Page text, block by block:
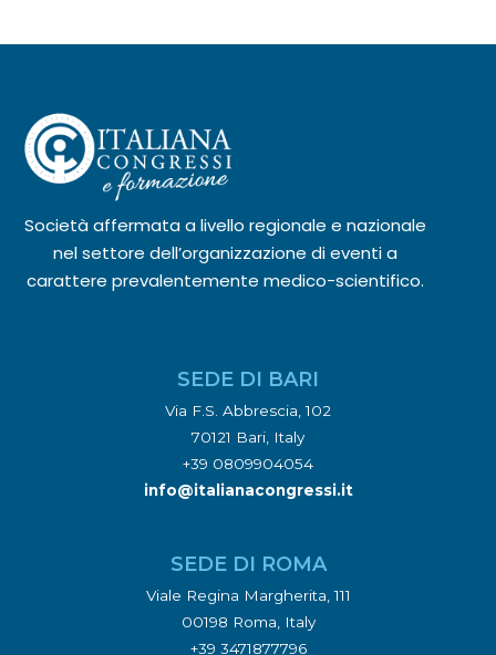
Società affermata a livello regionale e nazionale
nel settore dell’organizzazione di eventi a
carattere prevalentemente medico-scientifico.
SEDE DI BARI
Via F.S. Abbrescia, 102
70121 Bari, Italy
+39 0809904054
info@italianacongressi.it
SEDE DI ROMA
Viale Regina Margherita, 111
00198 Roma, Italy
+39 3471877796